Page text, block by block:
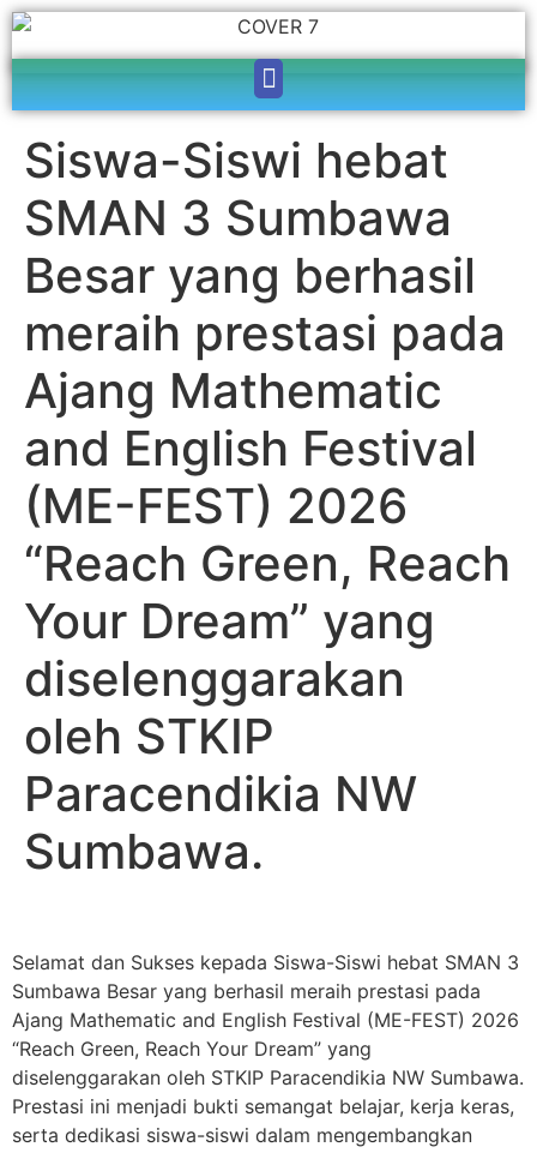
Siswa-Siswi hebat
SMAN 3 Sumbawa
Besar yang berhasil
meraih prestasi pada
Ajang Mathematic
and English Festival
(ME-FEST) 2026
“Reach Green, Reach
Your Dream” yang
diselenggarakan
oleh STKIP
Paracendikia NW
Sumbawa.
Selamat dan Sukses kepada Siswa-Siswi hebat SMAN 3
Sumbawa Besar yang berhasil meraih prestasi pada
Ajang Mathematic and English Festival (ME-FEST) 2026
“Reach Green, Reach Your Dream” yang
diselenggarakan oleh STKIP Paracendikia NW Sumbawa.
Prestasi ini menjadi bukti semangat belajar, kerja keras,
serta dedikasi siswa-siswi dalam mengembangkan